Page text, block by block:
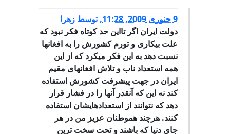
9 جنوری 2009, 11:28 ,توسط زهرا
دولت ایران اگر تااین حد کوتاه فکر نبود که
علت بیکاری و تورم کشورش را به افغانها
نسبت دهد به این فکر میکرد که از این
همه استعداد ناب و تلاش افغانهای مقیم
ایران در جهت پیشرفت کشورش استفاده
کند نه این که آنقدر آنها را در فشار قرار
دهد که نتوانند از استعدادهایشان استفاده
کنند. هرچند هموطنان عزیز من در هر
جای دنیا که باشند و تحت سخت ترین